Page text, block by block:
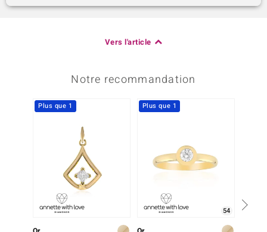
Vers l'article
Notre recommandation
Plus que 1 Plus que 1
54